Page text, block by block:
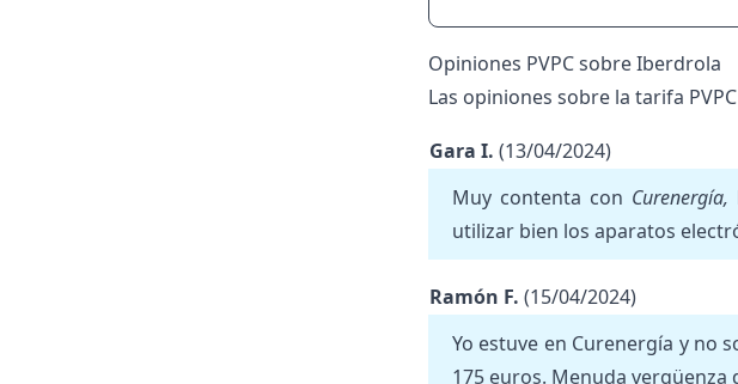
Opiniones PVPC sobre Iberdrola
Las opiniones sobre la tarifa
Gara I. (13/04/2024)
Muy contenta con Curenergía,
utilizar bien los aparatos
Ramón F. (15/04/2024)
Yo estuve en Curenergía y no
175 euros. Menuda